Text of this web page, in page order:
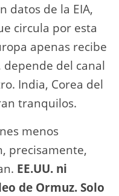
datos de la EIA,
circula por esta
apenas recibe
depende del canal
India, Corea del
tranquilos.
menos
precisamente,
EE.UU. ni
de Ormuz. Solo